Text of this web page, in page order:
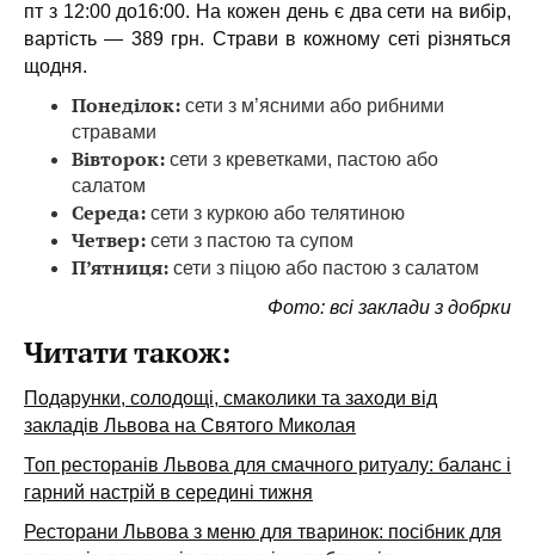
пт з 12:00 до16:00. На кожен день є два сети на вибір,
вартість — 389 грн. Страви в кожному сеті різняться
щодня.
Понеділок: сети з м’ясними або рибними
стравами
Вівторок: сети з креветками, пастою або
салатом
Середа: сети з куркою або телятиною
Четвер: сети з пастою та супом
П’ятниця: сети з піцою або пастою з салатом
Фото: всі заклади з добрки
Читати також:
Подарунки, солодощі, смаколики та заходи від
закладів Львова на Святого Миколая
Топ ресторанів Львова для смачного ритуалу: баланс і
гарний настрій в середині тижня
Ресторани Львова з меню для тваринок: посібник для